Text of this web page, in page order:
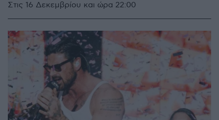
Στις 16 Δεκεμβρίου και ώρα 22:00